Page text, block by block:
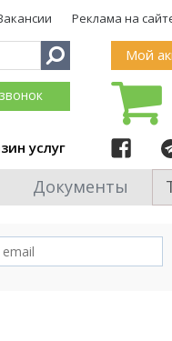
Реклама на
услуг
Мой
Документы